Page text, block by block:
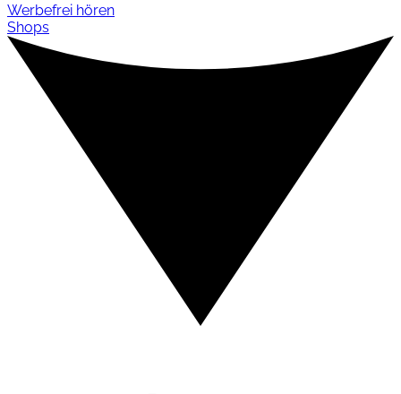
Werbefrei hören
Shops